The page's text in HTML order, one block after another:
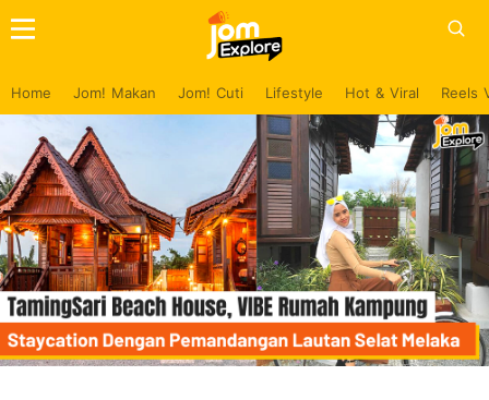
Home Jom! Makan Jom! Cuti Lifestyle Hot & Viral Reels